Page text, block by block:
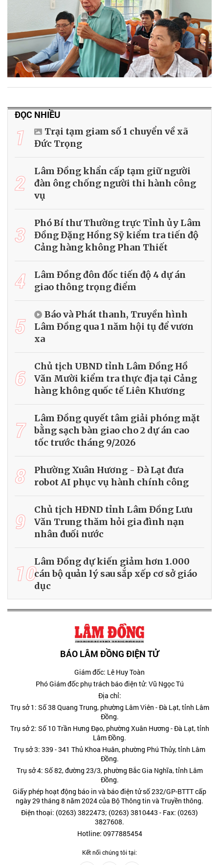
ĐỌC NHIỀU
1
Trại tạm giam số 1 chuyển về xã
Đức Trọng
2
Lâm Đồng khẩn cấp tạm giữ người
đàn ông chống người thi hành công
vụ
3
Phó Bí thư Thường trực Tỉnh ủy Lâm
Đồng Đặng Hồng Sỹ kiểm tra tiến độ
Cảng hàng không Phan Thiết
4
Lâm Đồng đôn đốc tiến độ 4 dự án
giao thông trọng điểm
5
Báo và Phát thanh, Truyền hình
Lâm Đồng qua 1 năm hội tụ để vươn
xa
6
Chủ tịch UBND tỉnh Lâm Đồng Hồ
Văn Mười kiểm tra thực địa tại Cảng
hàng không quốc tế Liên Khương
7
Lâm Đồng quyết tâm giải phóng mặt
bằng sạch bàn giao cho 2 dự án cao
tốc trước tháng 9/2026
8
Phường Xuân Hương - Đà Lạt đưa
robot AI phục vụ hành chính công
9
Chủ tịch HĐND tỉnh Lâm Đồng Lưu
Văn Trung thăm hỏi gia đình nạn
nhân đuối nước
10Lâm Đồng dự kiến giảm hơn 1.000
cán bộ quản lý sau sắp xếp cơ sở giáo
dục
BÁO LÂM ĐỒNG ĐIỆN TỬ
Giám đốc: Lê Huy Toàn
Phó Giám đốc phụ trách báo điện tử: Vũ Ngọc Tú
Địa chỉ:
Trụ sở 1: Số 38 Quang Trung, phường Lâm Viên - Đà Lạt, tỉnh Lâm
Đồng.
Trụ sở 2: Số 10 Trần Hưng Đạo, phường Xuân Hương - Đà Lạt, tỉnh
Lâm Đồng.
Trụ sở 3: 339 - 341 Thủ Khoa Huân, phường Phú Thủy, tỉnh Lâm
Đồng.
Trụ sở 4: Số 82, đường 23/3, phường Bắc Gia Nghĩa, tỉnh Lâm
Đồng.
Giấy phép hoạt động báo in và báo điện tử số 232/GP-BTTT cấp
ngày 29 tháng 8 năm 2024 của Bộ Thông tin và Truyền thông.
Điện thoại: (0263) 3822473; (0263) 3810443 - Fax: (0263)
3827608.
Hotline: 0977885454
Kết nối chúng tôi tại: